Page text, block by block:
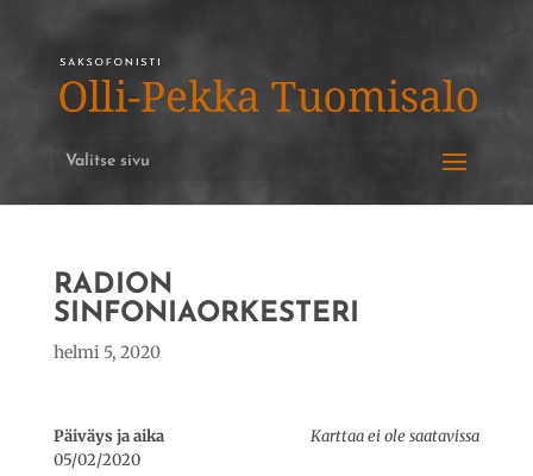
Valitse sivu
RADION
SINFONIAORKESTERI
helmi 5, 2020
Karttaa ei ole saatavissa
Päiväys ja aika
05/02/2020